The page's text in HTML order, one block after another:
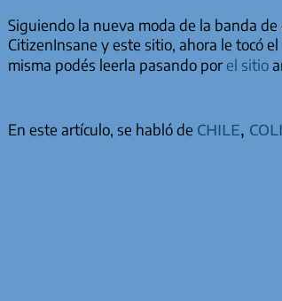
Siguiendo la nueva moda de la banda
CitizenInsane y este sitio, ahora le tocó
misma podés leerla pasando por el sitio
En este artículo, se habló de chile